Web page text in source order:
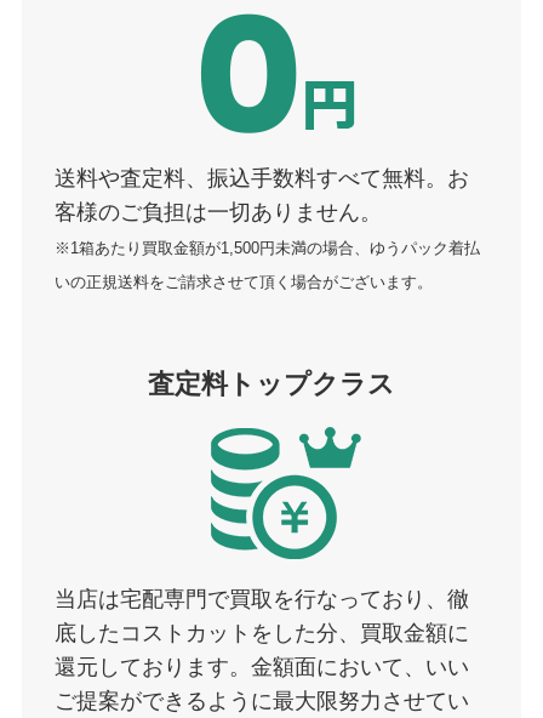
送料や査定料、振込手数料すべて無料。お
客様のご負担は一切ありません。
※1箱あたり買取金額が1,500円未満の場合、ゆうパック着払
いの正規送料をご請求させて頂く場合がございます。
査定料トップクラス
当店は宅配専門で買取を行なっており、徹
底したコストカットをした分、買取金額に
還元しております。金額面において、いい
ご提案ができるように最大限努力させてい